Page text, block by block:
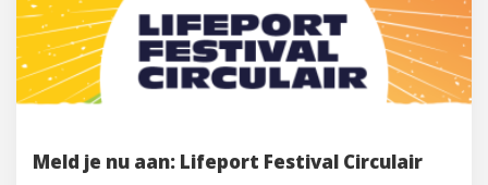
Meld je nu aan: Lifeport Festival Circulair